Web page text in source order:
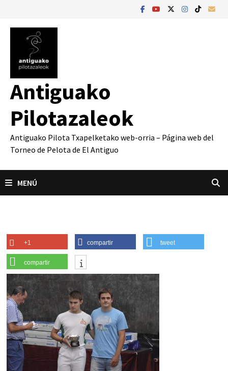
contenido
Antiguako
Pilotazaleok
Antiguako Pilota Txapelketako web-orria – Página web del
Torneo de Pelota de El Antiguo
MENÚ
+1 compartir tweet
compartir